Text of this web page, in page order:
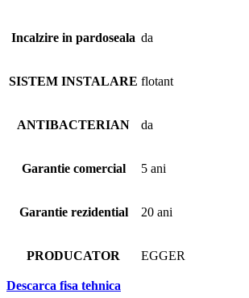
Incalzire in pardoseala da
SISTEM INSTALARE flotant
ANTIBACTERIAN da
Garantie comercial 5 ani
Garantie rezidential 20 ani
PRODUCATOR EGGER
Descarca fisa tehnica